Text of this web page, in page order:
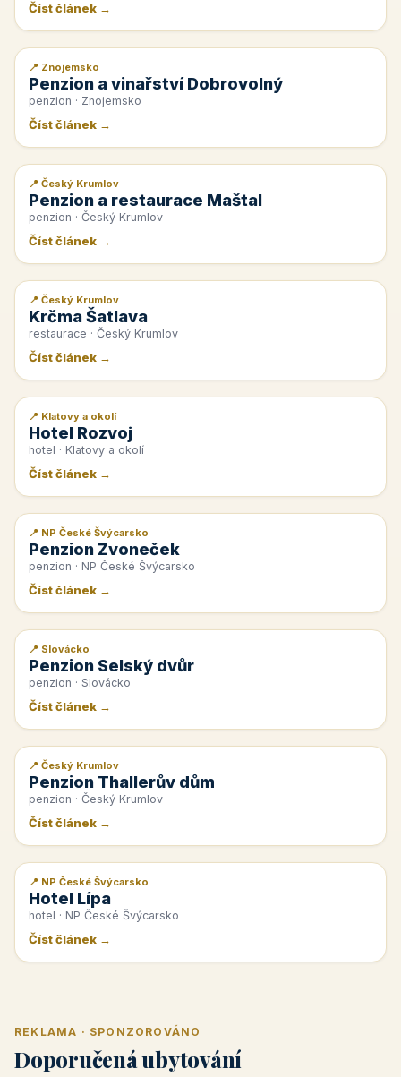
Číst článek →
📰 PR článek
📍 Znojemsko
Penzion a vinařství Dobrovolný
penzion · Znojemsko
Číst článek →
📰 PR článek
📍 Český Krumlov
Penzion a restaurace Maštal
penzion · Český Krumlov
Číst článek →
📰 PR článek
📍 Český Krumlov
Krčma Šatlava
restaurace · Český Krumlov
Číst článek →
📰 PR článek
📍 Klatovy a okolí
Hotel Rozvoj
hotel · Klatovy a okolí
Číst článek →
📰 PR článek
📍 NP České Švýcarsko
Penzion Zvoneček
penzion · NP České Švýcarsko
Číst článek →
📰 PR článek
📍 Slovácko
Penzion Selský dvůr
penzion · Slovácko
Číst článek →
📰 PR článek
📍 Český Krumlov
Penzion Thallerův dům
penzion · Český Krumlov
Číst článek →
📰 PR článek
📍 NP České Švýcarsko
Hotel Lípa
hotel · NP České Švýcarsko
Číst článek →
REKLAMA · SPONZOROVÁNO
Doporučená ubytování